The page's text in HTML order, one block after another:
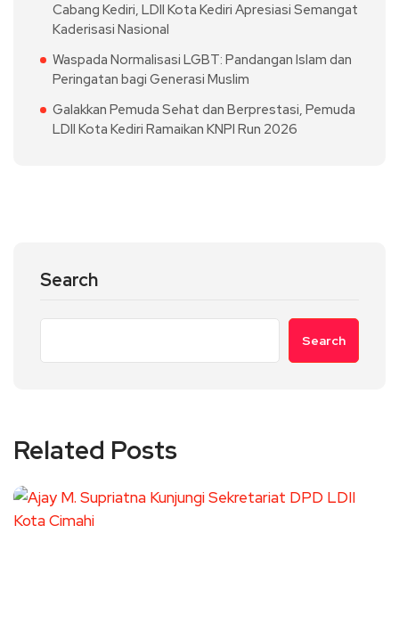
Cabang Kediri, LDII Kota Kediri Apresiasi Semangat
Kaderisasi Nasional
Waspada Normalisasi LGBT: Pandangan Islam dan
Peringatan bagi Generasi Muslim
Galakkan Pemuda Sehat dan Berprestasi, Pemuda
LDII Kota Kediri Ramaikan KNPI Run 2026
Search
Search
Related Posts